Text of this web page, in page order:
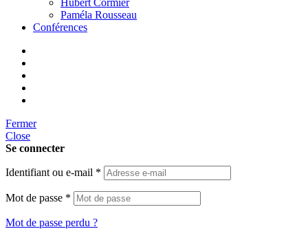
Hubert Cormier
Paméla Rousseau
Conférences
Fermer
Close
Se connecter
Identifiant ou e-mail *
Mot de passe *
Mot de passe perdu ?